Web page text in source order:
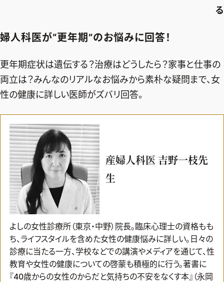
る
婦人科医が“更年期”のお悩みに回答！
更年期症状は遺伝する？治療はどうしたら？家事と仕事の
両立は？みんなのリアルなお悩みから素朴な疑問まで、女
性の健康に詳しい医師がズバリ回答。
産婦人科医 吉野一枝先
生
よしの女性診療所（東京・中野）院長。臨床心理士の資格もも
ち、ライフスタイルを含めた女性の健康悩みに詳しい。日々の
診療に当たる一方、学校などでの講演やメディアを通じて、性
教育や女性の健康についての啓蒙も積極的に行う。著書に
『40歳からの女性のからだと気持ちの不安をなくす本』（永岡